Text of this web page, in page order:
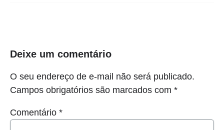
Deixe um comentário
O seu endereço de e-mail não será publicado.
Campos obrigatórios são marcados com *
Comentário *